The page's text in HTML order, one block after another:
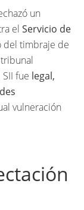
un
el Servicio de
del timbraje de
fue legal,
vulneración